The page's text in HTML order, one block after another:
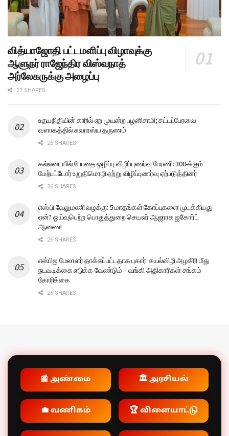
வித்யாஜோதி பட்டமளிப்பு விழாவுக்கு
ஆளுநர் ராஜேந்திர விஸ்வநாத்
அர்லேகருக்கு அழைப்பு
27 SHARES
உதயநிதியின் காரில் ஏற முயன்ற பழனிசாமி; சட்டப்பேரவை
வளாகத்தில் சுவாரஸ்ய தருணம்
26 SHARES
கல்லடையில் போதை ஒழிப்பு விழிப்புணர்வு பேரணி: 300-க்கும்
மேற்பட்டோர் உறுதிமொழி ஏற்று விழிப்புணர்வு ஏற்படுத்தினர்
26 SHARES
எஸ்.பி.வேலுமணி வழக்கு: 5 மாதங்கள் கோப்புகளை முடக்கியது
ஏன்? ஓய்வுபெற்ற பொதுத்துறை செயலர் ஆஜராக ஐகோர்ட்
ஆணை!
26 SHARES
எஸ்பிஐ மேலாளர் தாக்கப்பட்டதாக புகார்: கயல்விழி அழகிரி மீது
நடவடிக்கை எடுக்க வேண்டும் – வங்கி அதிகாரிகள் சங்கம்
கோரிக்கை
26 SHARES
📰 அண்மை 🏛️ அரசியல்
💼 வணிகம் 🏆 விளையாட்டு